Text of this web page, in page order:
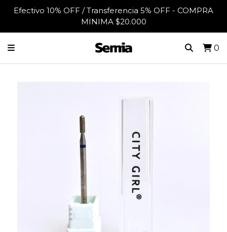
Efectivo 10% OFF / Transferencia 5% OFF - COMPRA
MINIMA $20.000
0